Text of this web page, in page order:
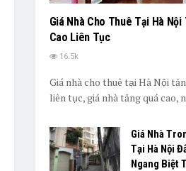
Giá Nhà Cho Thuê Tại Hà Nội
Cao Liên Tục
16.5k
Giá nhà cho thuê tại Hà Nội
liên tục, giá nhà tăng quá cao,
Giá Nhà
Tại Hà Nội
Ngang Biệt